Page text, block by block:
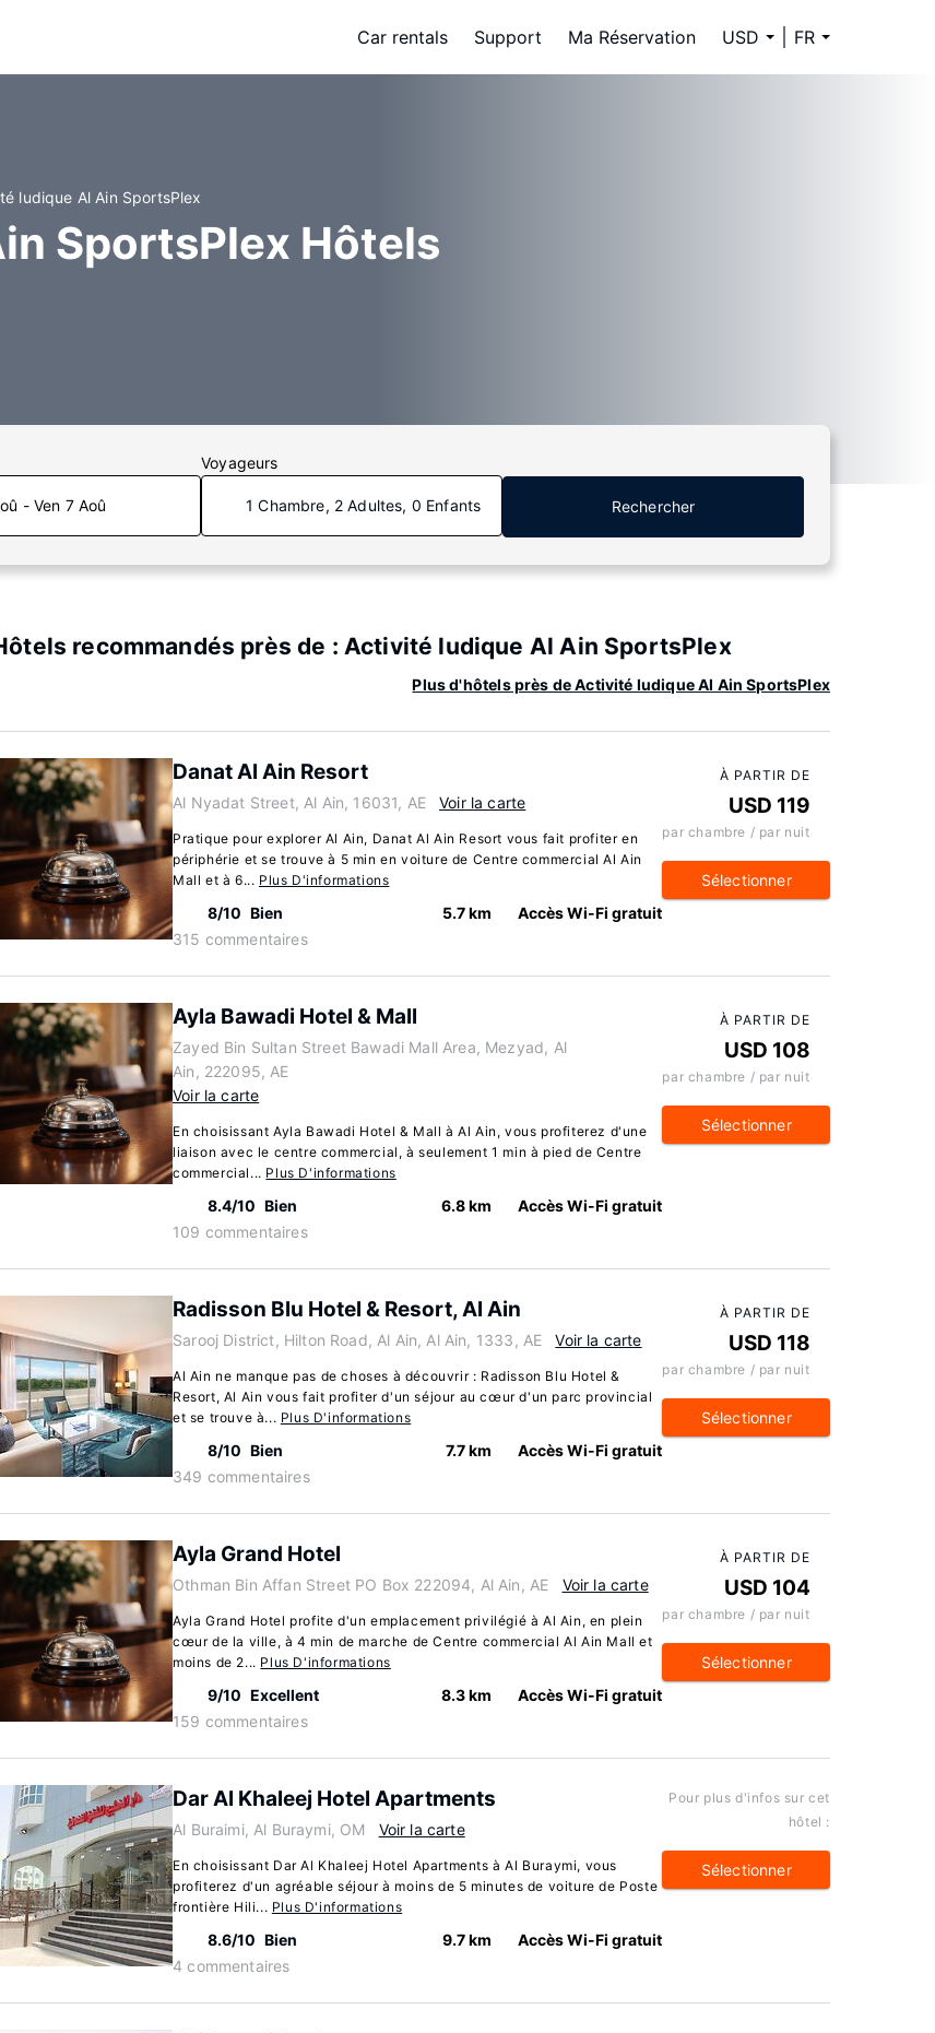
Car rentals Support Ma Réservation USD FR
ludique Al Ain SportsPlex
SportsPlex Hôtels
- Ven 7 Aoû
Voyageurs
1 Chambre, 2 Adultes, 0 Enfants Rechercher
recommandés près de : Activité ludique Al Ain SportsPlex
Plus d'hôtels près de Activité ludique Al Ain SportsPlex
Danat Al Ain Resort
Al Nyadat Street, Al Ain, 16031, AE Voir la carte
Pratique pour explorer Al Ain, Danat Al Ain Resort vous fait profiter en
périphérie et se trouve à 5 min en voiture de Centre commercial Al Ain
Mall et à 6... Plus D'informations
8/10 Bien
315 commentaires
5.7 km Accès Wi-Fi gratuit
À PARTIR DE
USD 119
par chambre / par nuit
Sélectionner
Ayla Bawadi Hotel & Mall
Zayed Bin Sultan Street Bawadi Mall Area, Mezyad, Al
Ain, 222095, AE
Voir la carte
En choisissant Ayla Bawadi Hotel & Mall à Al Ain, vous profiterez d'une
liaison avec le centre commercial, à seulement 1 min à pied de Centre
commercial... Plus D'informations
8.4/10 Bien
109 commentaires
6.8 km Accès Wi-Fi gratuit
À PARTIR DE
USD 108
par chambre / par nuit
Sélectionner
Radisson Blu Hotel & Resort, Al Ain
Sarooj District, Hilton Road, Al Ain, Al Ain, 1333, AE Voir la carte
Al Ain ne manque pas de choses à découvrir : Radisson Blu Hotel &
Resort, Al Ain vous fait profiter d'un séjour au cœur d'un parc provincial
et se trouve à... Plus D'informations
8/10 Bien
349 commentaires
7.7 km Accès Wi-Fi gratuit
À PARTIR DE
USD 118
par chambre / par nuit
Sélectionner
Ayla Grand Hotel
Othman Bin Affan Street PO Box 222094, Al Ain, AE Voir la carte
Ayla Grand Hotel profite d'un emplacement privilégié à Al Ain, en plein
cœur de la ville, à 4 min de marche de Centre commercial Al Ain Mall et
moins de 2... Plus D'informations
9/10 Excellent
159 commentaires
8.3 km Accès Wi-Fi gratuit
À PARTIR DE
USD 104
par chambre / par nuit
Sélectionner
Dar Al Khaleej Hotel Apartments
Al Buraimi, Al Buraymi, OM Voir la carte
En choisissant Dar Al Khaleej Hotel Apartments à Al Buraymi, vous
profiterez d'un agréable séjour à moins de 5 minutes de voiture de Poste
frontière Hili... Plus D'informations
8.6/10 Bien
4 commentaires
9.7 km Accès Wi-Fi gratuit
Pour plus d'infos sur cet
hôtel :
Sélectionner